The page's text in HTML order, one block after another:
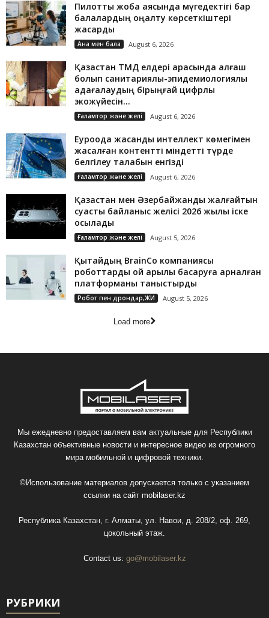
Пилоттық жоба аясында мүгедектігі бар
балалардың оңалту көрсеткіштері
жақсарды
Ана мен бала August 6, 2026
Қазақстан ТМД елдері арасында алғаш
болып санитариялық-эпидемиологиялық
қадағалаудың бірыңғай цифрлық
экожүйесін...
Ғаламтор және желі August 6, 2026
Еуроодақ жасанды интеллект көмегімен
жасалған контентті міндетті түрде
белгілеу талабын енгізді
Ғаламтор және желі August 6, 2026
Қазақстан мен Әзербайжанды жалғайтын
суасты байланыс желісі 2026 жылы іске
қосылады
Ғаламтор және желі August 5, 2026
Қытайдың BrainCo компаниясы
роботтарды ой арқылы басқаруға арналған
платформаны таныстырды
Робот пен дрондар,ЖИ August 5, 2026
Load more
Мы ежедневно предоставляем вам актуальные для Республики
Казахстан объективные новости и интересное видео из огромного
мира мобильной и цифровой техники.
©Использование материалов допускается только с указанием
ссылки на сайт mobilaser.kz
Республика Казахстан, г. Алматы, ул. Навои, д. 208/2, оф. 269,
цокольный этаж.
Contact us: go@mobilaser.kz
РУБРИКИ